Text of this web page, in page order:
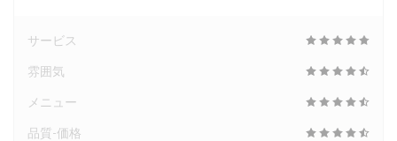
サービス
雰囲気
メニュー
品質-価格